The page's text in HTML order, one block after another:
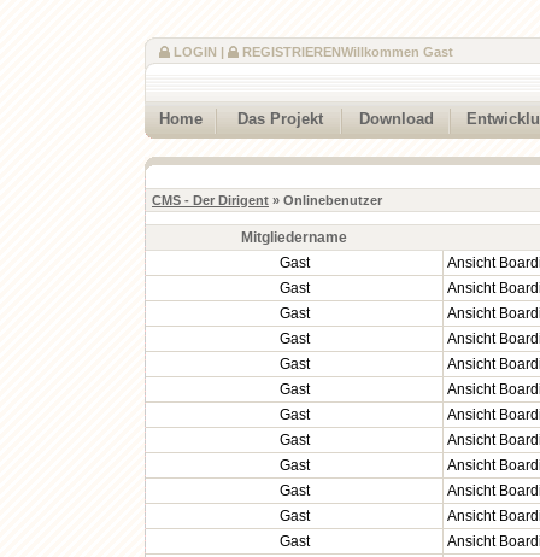
Willkommen Gast
LOGIN | REGISTRIEREN
Home Das Projekt Download
CMS - Der Dirigent » Onlinebenutzer
Mitgliedername
Gast
Ansicht
Gast
Ansicht
Gast
Ansicht
Gast
Ansicht
Gast
Ansicht
Gast
Ansicht
Gast
Ansicht
Gast
Ansicht
Gast
Ansicht
Gast
Ansicht
Gast
Ansicht
Gast
Ansicht